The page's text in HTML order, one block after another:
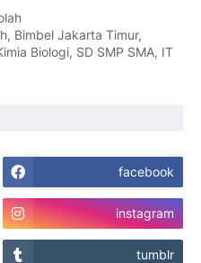
Bimbel Jakarta Timur,
Biologi, SD SMP SMA, IT
facebook
instagram
tumblr